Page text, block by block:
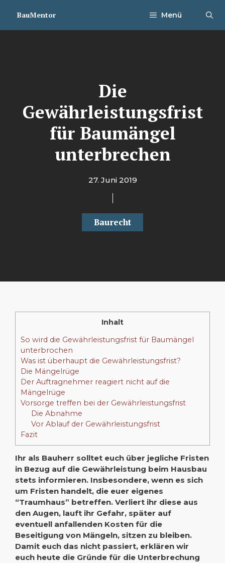
InhaltBauMentor Menü
Die
Gewährleistungsfrist
für Baumängel
unterbrechen
27. Juni 2019
Baurecht
Inhalt
So wird die Gewährleistungsfrist für Baumängel
unterbrochen
Was ist überhaupt die Gewährleistungsfrist?
Die Mängelrüge
Der Auftragnehmer reagiert nicht auf die
Mängelrüge
Vorsorge treffen bei der Gewährleistungsfrist
Die Abnahme
Vor Ablauf der Gewährleistungsfrist
Fazit
Ihr als Bauherr solltet euch über jegliche Fristen
in Bezug auf die Gewährleistung beim Hausbau
stets informieren. Insbesondere, wenn es sich
um Fristen handelt, die euer eigenes
“Traumhaus” betreffen. Verliert ihr diese aus
den Augen, lauft ihr Gefahr, später auf
eventuell anfallenden Kosten für die
Beseitigung von Mängeln, sitzen zu bleiben.
Damit euch das nicht passiert, erklären wir
euch heute die Gründe für die Unterbrechung